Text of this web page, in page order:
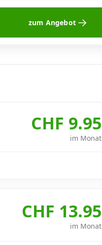
zum Angebot
CHF 9.95
im Monat
CHF 13.95
im Monat